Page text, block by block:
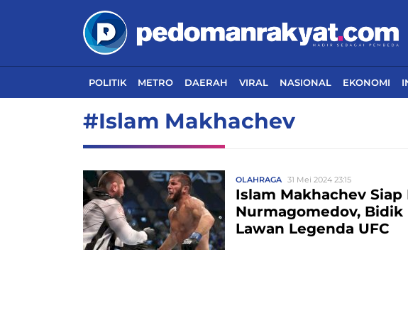
POLITIK METRO DAERAH VIRAL NASIONAL EKONOMI
#Islam Makhachev
OLAHRAGA 31 Mei 2024 23:15
Islam Makhachev
Nurmagomedov,
Lawan Legenda UFC